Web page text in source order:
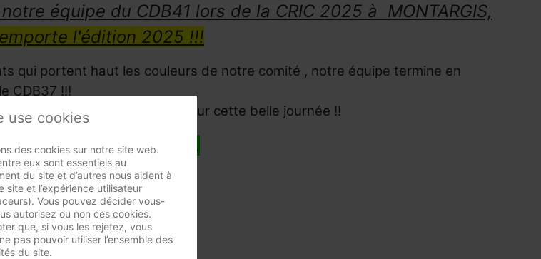
équipe du CDB41 lors de la CRIC 2025 à MONTARGIS,
l'édition 2025 !!!
qui portent haut les couleurs de notre comité , notre équipe termine en
CDB37 !!!
aux bénévoles et arbitres pour cette belle journée !!
de Ligue Bande R2.
use cookies
des cookies sur notre site web.
eux sont essentiels au
du site et d’autres nous aident à
site et l’expérience utilisateur
Vous pouvez décider vous-
autorisez ou non ces cookies.
que, si vous les rejetez, vous
pas pouvoir utiliser l’ensemble des
du site.